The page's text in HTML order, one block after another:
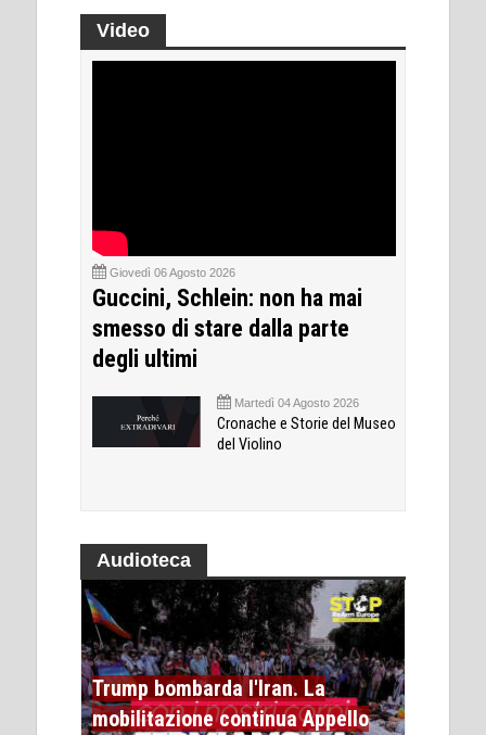
Video
Giovedì 06 Agosto 2026
Guccini, Schlein: non ha mai
smesso di stare dalla parte
degli ultimi
Martedì 04 Agosto 2026
Cronache e Storie del Museo
del Violino
Audioteca
Trump bombarda l'Iran. La
mobilitazione continua Appello